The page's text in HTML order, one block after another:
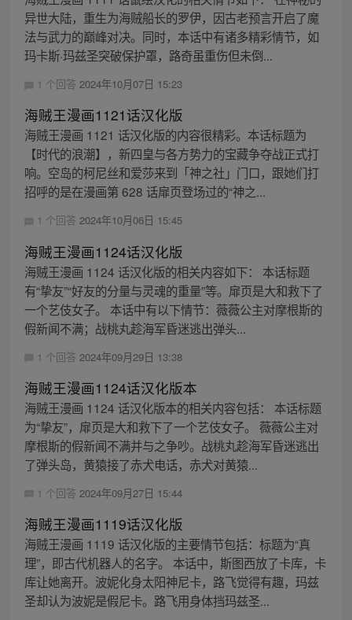
异世大陆，重生为海贼船长的罗伊，因古老预言开启了魔
法与武力的巅峰对决。同时，本话中有诸多精彩情节，如
玛卡斯·玛兹圣突破保护罩，路奇虽重伤但未倒...
1 个回答 2024年10月07日 15:23
海贼王漫画1121话汉化版
海贼王漫画 1121 话汉化版的内容很精彩。本话标题为
【时代的浪潮】，新四皇与各方势力的宝藏争夺战正式打
响。空岛的柯尼丝和爱莎来到「神之社」门口，跟她们打
招呼的是在漫画第 628 话扉页登场过的“神之...
1 个回答 2024年10月06日 15:45
海贼王漫画1124话汉化版
海贼王漫画 1124 话汉化版的相关内容如下： 本话标题
有“挚友”“好友的分量与灵魂的重量”等。扉页是大和救下了
一个艺伎女子。 本话中有以下情节：薇薇公主对摩根斯的
假新闻不满；战桃丸趁海军昏迷逃出弹头...
1 个回答 2024年09月29日 13:38
海贼王漫画1124话汉化版本
海贼王漫画 1124 话汉化版本的相关内容包括： 本话标题
为“挚友”，扉页是大和救下了一个艺伎女子。 薇薇公主对
摩根斯的假新闻不满并与之争吵。战桃丸趁海军昏迷逃出
了弹头岛，黄猿接了赤犬电话，赤犬对黄猿...
1 个回答 2024年09月27日 15:44
海贼王漫画1119话汉化版
海贼王漫画 1119 话汉化版的主要情节包括：标题为“真
理”，即古代机器人的名字。 本话中，斯图西放了卡库，卡
库让她离开。波妮化身太阳神尼卡，路飞觉得有趣，玛兹
圣却认为波妮是假尼卡。路飞用身体挡玛兹圣...